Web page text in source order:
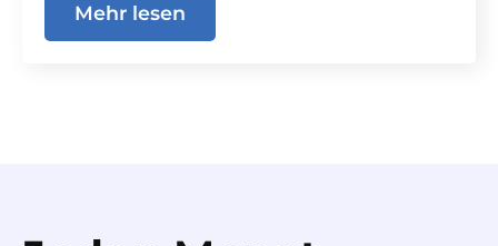
Mehr lesen